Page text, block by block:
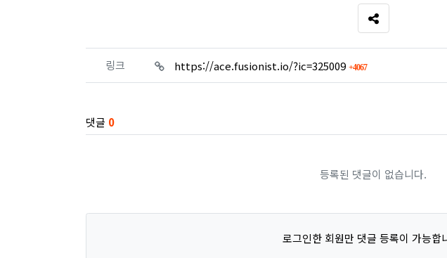
SNS 공유
관련자료
링크 https://ace.fusionist.io/?ic=325009 4067회 연결
댓글 0
등록된 댓글이 없습니다.
로그인한 회원만 댓글 등록이 가능합